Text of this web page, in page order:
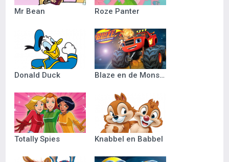
Mr Bean Roze Panter
Donald Duck Blaze en de Monsterwielen
Totally Spies Knabbel en Babbel